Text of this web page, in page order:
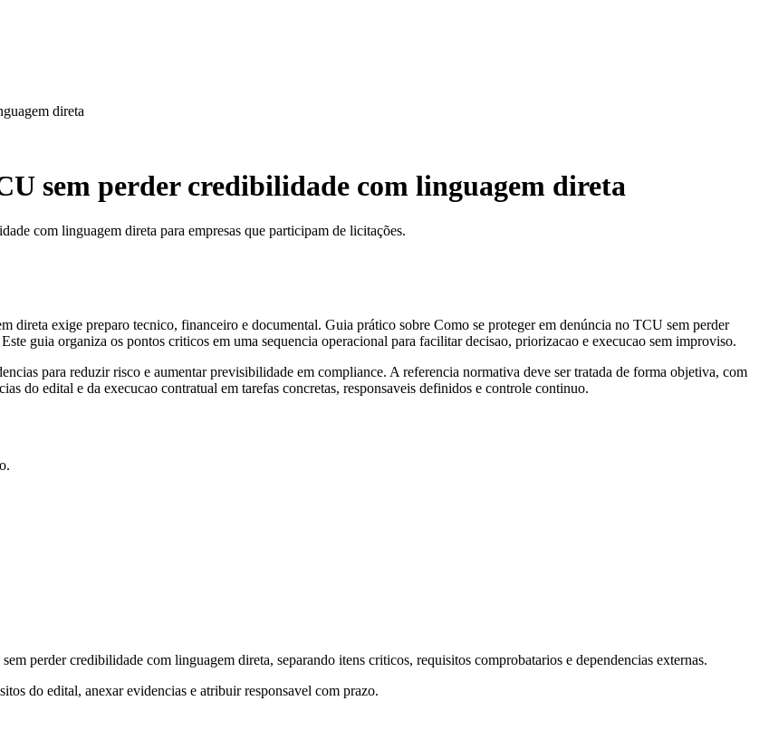
direta
sem perder credibilidade com linguagem direta
com linguagem direta para empresas que participam de licitações.
direta exige preparo tecnico, financeiro e documental. Guia prático sobre Como se proteger em denúncia no TCU sem perder
guia organiza os pontos criticos em uma sequencia operacional para facilitar decisao, priorizacao e execucao sem improviso.
para reduzir risco e aumentar previsibilidade em compliance. A referencia normativa deve ser tratada de forma objetiva, com
do edital e da execucao contratual em tarefas concretas, responsaveis definidos e controle continuo.
perder credibilidade com linguagem direta, separando itens criticos, requisitos comprobatarios e dependencias externas.
do edital, anexar evidencias e atribuir responsavel com prazo.